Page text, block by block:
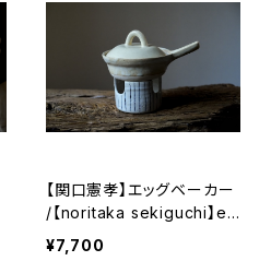
【関口憲孝】エッグベーカー
/【noritaka sekiguchi】eg
g pot
¥7,700